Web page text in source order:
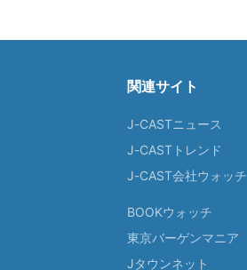
関連サイト
J-CASTニュース
J-CASTトレンド
J-CAST会社ウォッチ
BOOKウォッチ
東京バーゲンマニア
Jタウンネット